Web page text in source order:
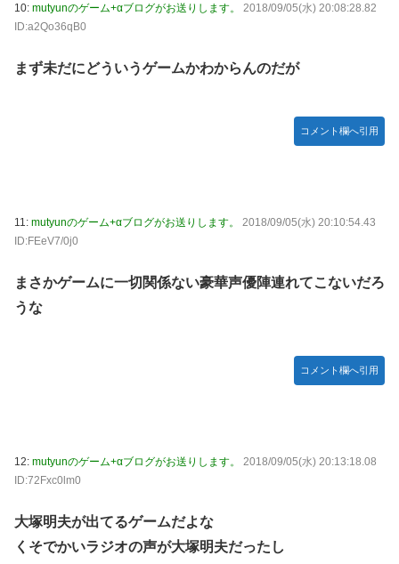
10: mutyunのゲーム+αブログがお送りします。
2018/09/05(水) 20:08:28.82
ID:a2Qo36qB0
まず未だにどういうゲームかわからんのだが
コメント欄へ引用
11: mutyunのゲーム+αブログがお送りします。
2018/09/05(水) 20:10:54.43
ID:FEeV7/0j0
まさかゲームに一切関係ない豪華声優陣連れてこないだろ
うな
コメント欄へ引用
12: mutyunのゲーム+αブログがお送りします。
2018/09/05(水) 20:13:18.08
ID:72Fxc0lm0
大塚明夫が出てるゲームだよな
くそでかいラジオの声が大塚明夫だったし